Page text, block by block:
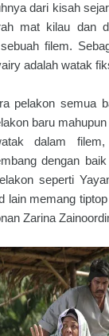
dari kisah
mat kilau dan
filem.
adalah watak
pelakon semua
baru
dalam
dengan
seperti
lain memang
Zarina